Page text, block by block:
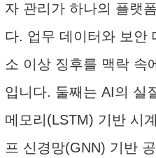
자 관리가 하나의 플랫
다. 업무 데이터와 보안
소 이상 징후를 맥락 속
입니다. 둘째는 AI의 실
메모리(LSTM) 기반 시
프 신경망(GNN) 기반